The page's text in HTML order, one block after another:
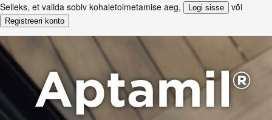
Selleks, et valida sobiv kohaletoimetamise aeg, Logi sisse või
Registreeri konto